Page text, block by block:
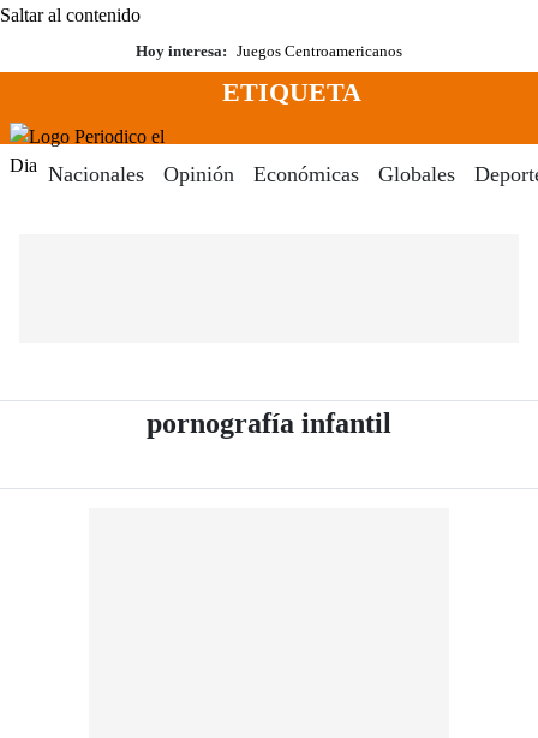
Saltar al contenido
Hoy interesa: Juegos Centroamericanos
Menú
ETIQUETA
Nacionales Opinión Económicas Globales
pornografía infantil